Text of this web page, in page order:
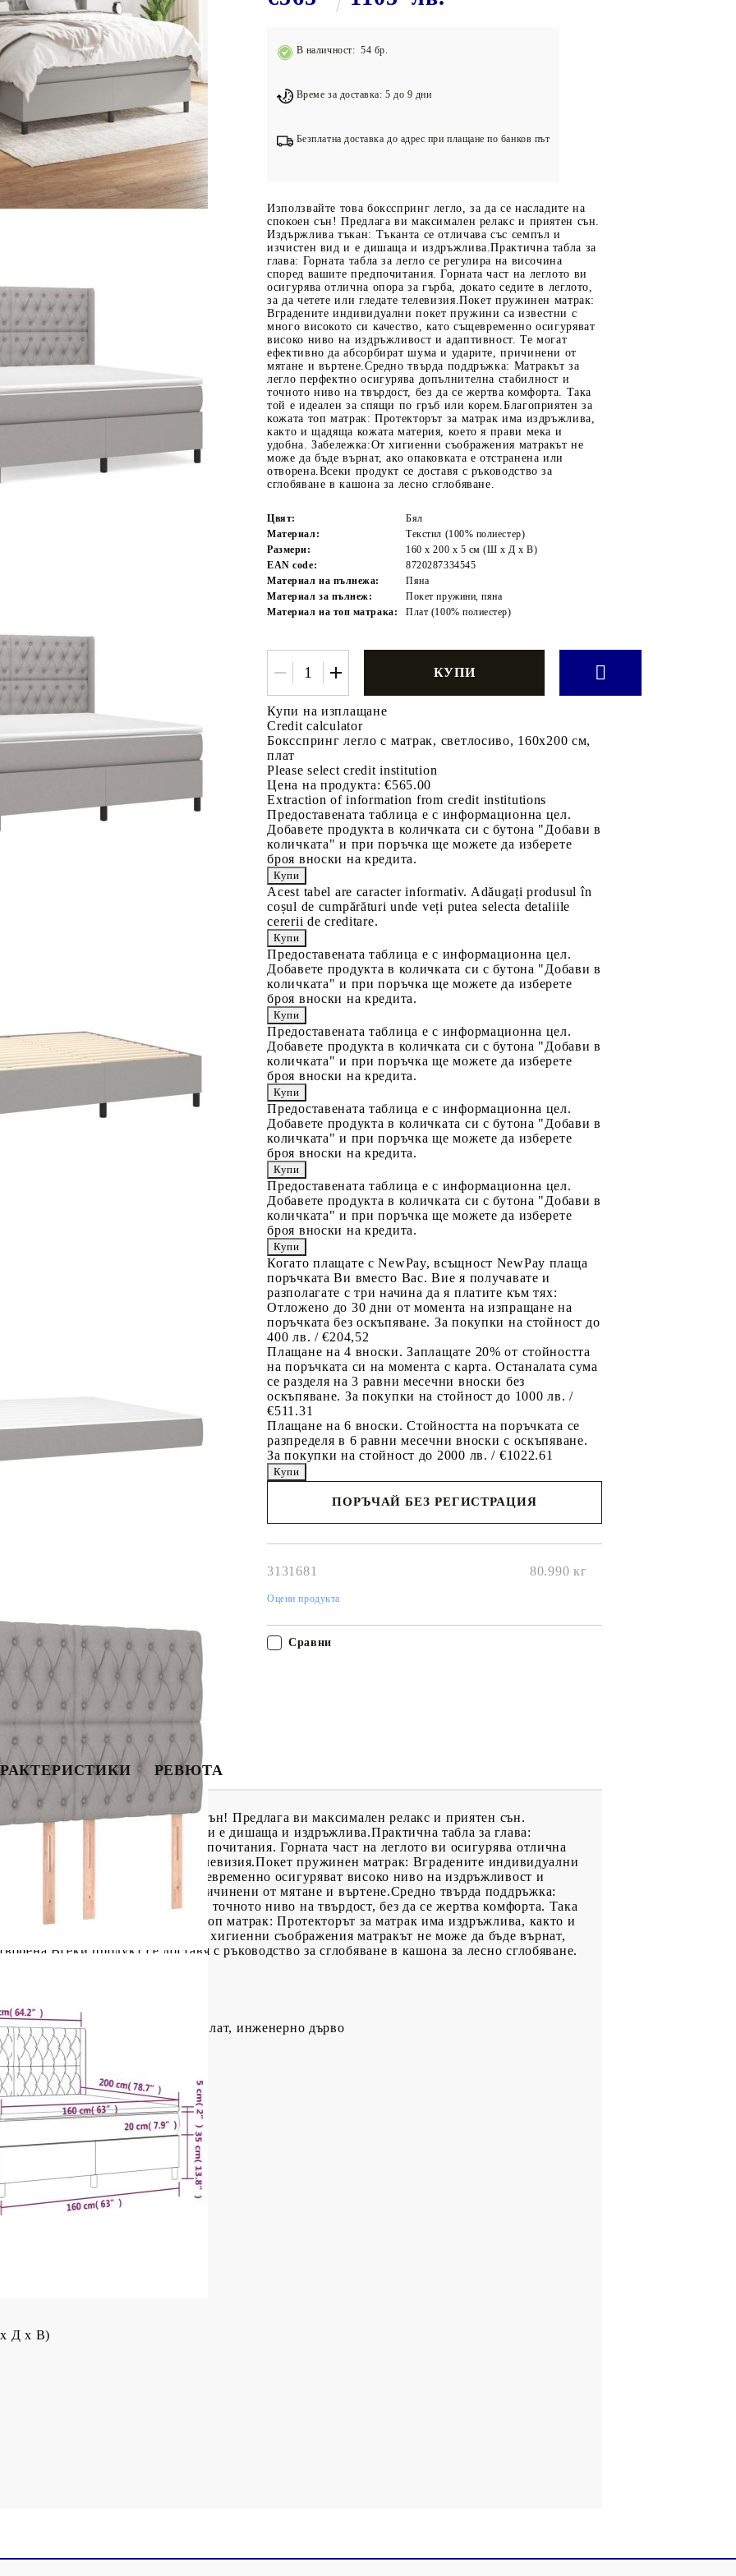
Подложки за фитнес уреди
Лостове за набиране
Силови кули
Йога и пилатес
В наличност: 54 бр.
Време за доставка: 5 до 9 дни
Безплатна доставка до адрес при плащане по банков път
Използвайте това боксспринг легло, за да се насладите на
спокоен сън! Предлага ви максимален релакс и приятен сън.
Издържлива тъкан: Тъканта се отличава със семпъл и
изчистен вид и е дишаща и издръжлива.Практична табла за
глава: Горната табла за легло се регулира на височина
според вашите предпочитания. Горната част на леглото ви
осигурява отлична опора за гърба, докато седите в леглото,
за да четете или гледате телевизия.Покет пружинен матрак:
Вградените индивидуални покет пружини са известни с
много високото си качество, като същевременно осигуряват
високо ниво на издръжливост и адаптивност. Те могат
ефективно да абсорбират шума и ударите, причинени от
мятане и въртене.Средно твърда поддръжка: Матракът за
легло перфектно осигурява допълнителна стабилност и
точното ниво на твърдост, без да се жертва комфорта. Така
той е идеален за спящи по гръб или корем.Благоприятен за
кожата топ матрак: Протекторът за матрак има издръжлива,
както и щадяща кожата материя, което я прави мека и
удобна. Забележка:От хигиенни съображения матракът не
може да бъде върнат, ако опаковката е отстранена или
отворена.Всеки продукт се доставя с ръководство за
сглобяване в кашона за лесно сглобяване.
Цвят:
Бял
Материал:
Текстил (100% полиестер)
Размери:
160 x 200 x 5 см (Ш x Д x В)
EAN code:
8720287334545
Материал на пълнежа:
Пяна
Материал за пълнеж:
Покет пружини, пяна
Материал на топ матрака:
Плат (100% полиестер)
Купи на изплащане
Credit calculator
Боксспринг легло с матрак, светлосиво, 160x200 см,
плат
Please select credit institution
Цена на продукта: €565.00
Extraction of information from credit institutions
Предоставената таблица е с информационна цел.
Добавете продукта в количката си с бутона "Добави в
количката" и при поръчка ще можете да изберете
броя вноски на кредита.
Acest tabel are caracter informativ. Adăugați produsul în
coșul de cumpărături unde veți putea selecta detaliile
cererii de creditare.
Предоставената таблица е с информационна цел.
Добавете продукта в количката си с бутона "Добави в
количката" и при поръчка ще можете да изберете
броя вноски на кредита.
Предоставената таблица е с информационна цел.
Добавете продукта в количката си с бутона "Добави в
количката" и при поръчка ще можете да изберете
броя вноски на кредита.
Предоставената таблица е с информационна цел.
Добавете продукта в количката си с бутона "Добави в
количката" и при поръчка ще можете да изберете
броя вноски на кредита.
Предоставената таблица е с информационна цел.
Добавете продукта в количката си с бутона "Добави в
количката" и при поръчка ще можете да изберете
броя вноски на кредита.
Когато плащате с NewPay, всъщност NewPay плаща
поръчката Ви вместо Вас. Вие я получавате и
разполагате с три начина да я платите към тях:
Отложено до 30 дни от момента на изпращане на
поръчката без оскъпяване. За покупки на стойност до
400 лв. / €204,52
Плащане на 4 вноски. Заплащате 20% от стойността
на поръчката си на момента с карта. Останалата сума
се разделя на 3 равни месечни вноски без
оскъпяване. За покупки на стойност до 1000 лв. /
€511.31
Плащане на 6 вноски. Стойността на поръчката се
разпределя в 6 равни месечни вноски с оскъпяване.
За покупки на стойност до 2000 лв. / €1022.61
ПОРЪЧАЙ БЕЗ РЕГИСТРАЦИЯ
3131681 80.990 кг
Оцени продукта
Сравни
РЕВЮТА
за да се насладите на спокоен сън! Предлага ви максимален релакс и приятен сън.
със семпъл и изчистен вид и е дишаща и издръжлива.Практична табла за глава:
на височина според вашите предпочитания. Горната част на леглото ви осигурява отлична
за да четете или гледате телевизия.Покет пружинен матрак: Вградените индивидуални
високото си качество, като същевременно осигуряват високо ниво на издръжливост и
абсорбират шума и ударите, причинени от мятане и въртене.Средно твърда поддръжка:
допълнителна стабилност и точното ниво на твърдост, без да се жертва комфорта. Така
корем.Благоприятен за кожата топ матрак: Протекторът за матрак има издръжлива, както и
мека и удобна. Забележка:От хигиенни съображения матракът не може да бъде върнат,
продукт се доставя с ръководство за сглобяване в кашона за лесно сглобяване.
масивна лиственица, шперплат, инженерно дърво
(Д x Ш x В)
x Д x В)
x Д x В)